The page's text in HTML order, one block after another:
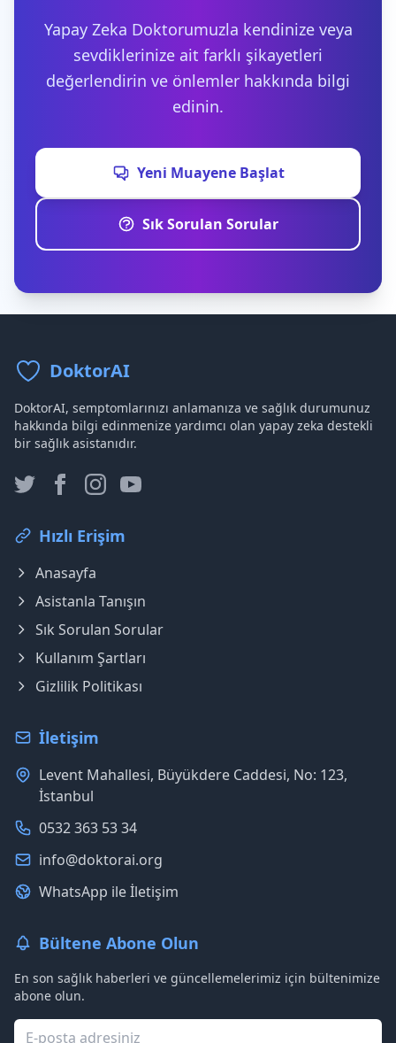
Yapay Zeka Doktorumuzla kendinize veya
sevdiklerinize ait farklı şikayetleri
değerlendirin ve önlemler hakkında bilgi
edinin.
Yeni Muayene Başlat
Sık Sorulan Sorular
DoktorAI
DoktorAI, semptomlarınızı anlamanıza ve sağlık durumunuz
hakkında bilgi edinmenize yardımcı olan yapay zeka destekli
bir sağlık asistanıdır.
Hızlı Erişim
Anasayfa
Asistanla Tanışın
Sık Sorulan Sorular
Kullanım Şartları
Gizlilik Politikası
İletişim
Levent Mahallesi, Büyükdere Caddesi, No: 123,
İstanbul
0532 363 53 34
info@doktorai.org
WhatsApp ile İletişim
Bültene Abone Olun
En son sağlık haberleri ve güncellemelerimiz için bültenimize
abone olun.